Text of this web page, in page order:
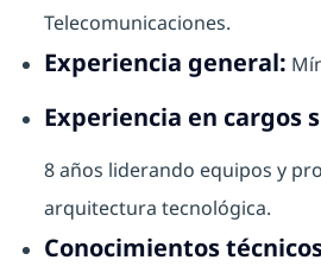
Telecomunicaciones.
Experiencia general:
Experiencia en cargos
8 años liderando equipos y
arquitectura tecnológica.
Conocimientos